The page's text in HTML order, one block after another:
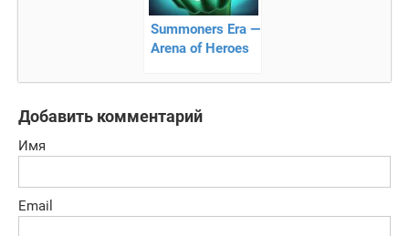
Summoners Era —
Arena of Heroes
Добавить комментарий
Имя
Email